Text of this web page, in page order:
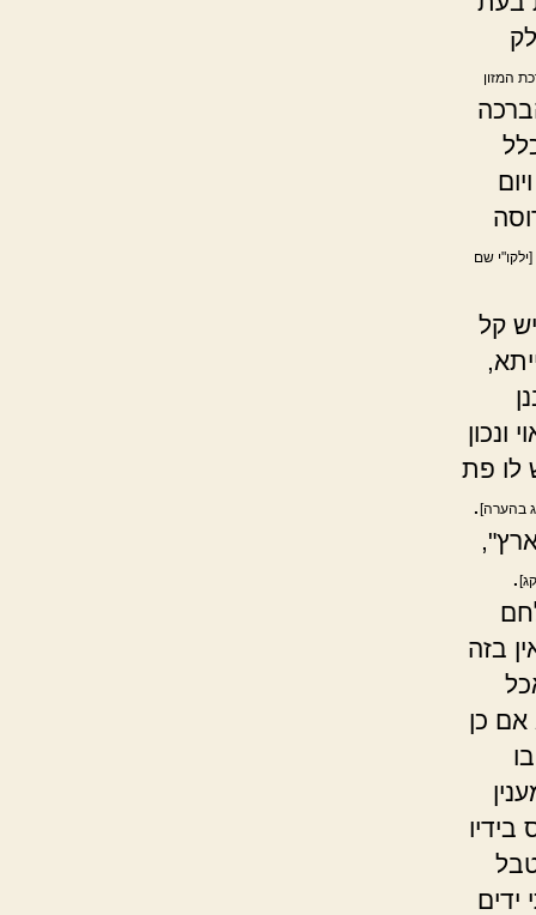
המזון
[ילקו"י שם
קל
לו פת
בהערה] .
.
בזה
אם כן
ידים